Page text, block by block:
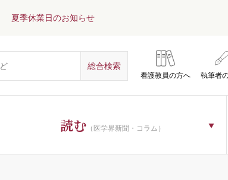
夏季休業日のお知らせ
看護教員の方へ 執筆者
読む （医学界新聞・コラム）